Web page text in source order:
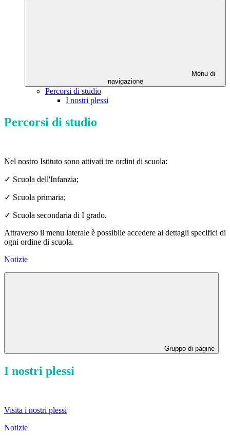
Menu di
navigazione
Percorsi di studio
I nostri plessi
Percorsi di studio
Nel nostro Istituto sono attivati tre ordini di scuola:
✓ Scuola dell'Infanzia;
✓ Scuola primaria;
✓ Scuola secondaria di I grado.
Attraverso il menu laterale è possibile accedere ai dettagli specifici di
ogni ordine di scuola.
Notizie
Gruppo di pagine
I nostri plessi
Visita i nostri plessi
Notizie